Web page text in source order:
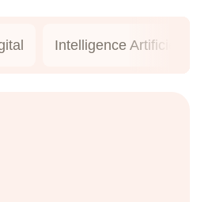
Intelligence Artificielle